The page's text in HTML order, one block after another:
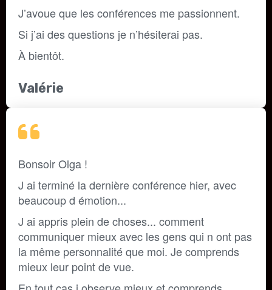
J’avoue que les conférences me passionnent.
Si j’ai des questions je n’hésiterai pas.
À bientôt.
Valérie
Bonsoir Olga !
J ai terminé la dernière conférence hier, avec
beaucoup d émotion...
J ai appris plein de choses... comment
communiquer mieux avec les gens qui n ont pas
la même personnalité que moi. Je comprends
mieux leur point de vue.